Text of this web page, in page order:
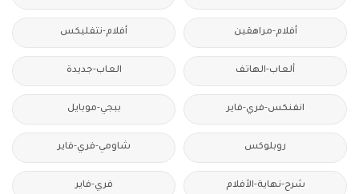
أفلام-مراهقين أفلام-نتفليكس
ألعاب-الهاتف العاب-جديدة
انفنكس-فري-فاير ببجي-موبايل
روبلوكس شاومي-فري-فاير
شرح-نهاية-الأفلام فري-فاير